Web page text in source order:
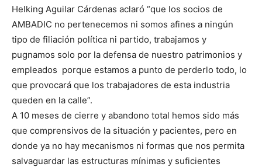
Helking Aguilar Cárdenas aclaró “que los socios de
AMBADIC no pertenecemos ni somos afines a ningún
tipo de filiación política ni partido, trabajamos y
pugnamos solo por la defensa de nuestro patrimonios y
empleados porque estamos a punto de perderlo todo, lo
que provocará que los trabajadores de esta industria
queden en la calle”.
A 10 meses de cierre y abandono total hemos sido más
que comprensivos de la situación y pacientes, pero en
donde ya no hay mecanismos ni formas que nos permita
salvaguardar las estructuras mínimas y suficientes